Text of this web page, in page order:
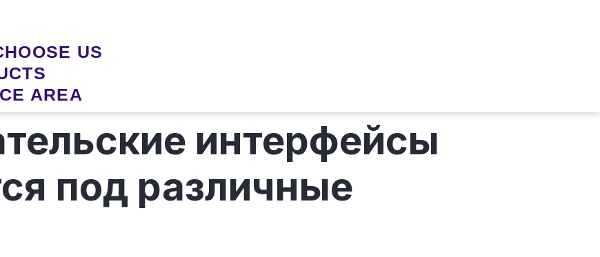
US
AREA
интерфейсы
под различные